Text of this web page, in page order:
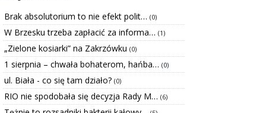
Brak absolutorium to nie efekt polit… (0)
W Brzesku trzeba zapłacić za informa… (1)
„Zielone kosiarki” na Zakrzówku (0)
1 sierpnia – chwała bohaterom, hańba… (0)
ul. Biała - co się tam działo? (0)
RIO nie spodobała się decyzja Rady M… (6)